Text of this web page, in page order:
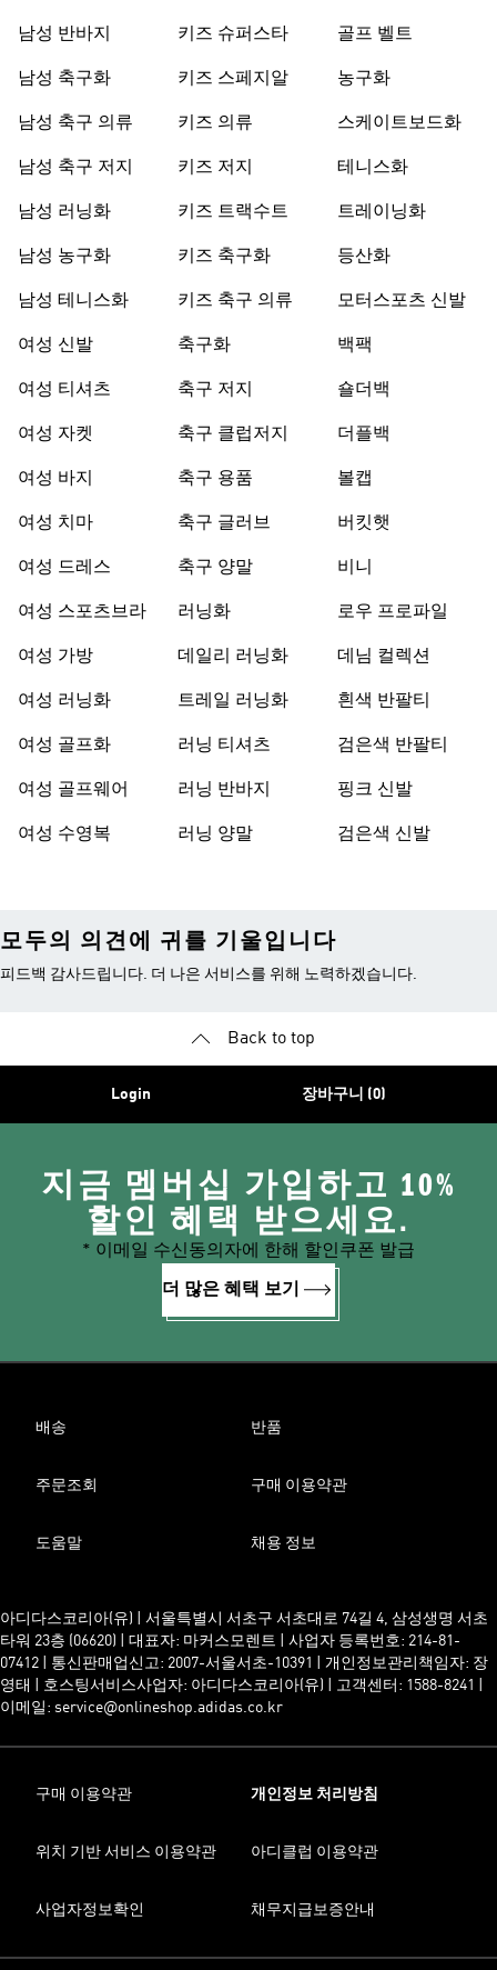
남성 반바지
남성 축구화
남성 축구 의류
남성 축구 저지
남성 러닝화
남성 농구화
남성 테니스화
여성 신발
여성 티셔츠
여성 자켓
여성 바지
여성 치마
여성 드레스
여성 스포츠브라
여성 가방
여성 러닝화
여성 골프화
여성 골프웨어
여성 수영복
키즈 슈퍼스타
키즈 스페지알
키즈 의류
키즈 저지
키즈 트랙수트
키즈 축구화
키즈 축구 의류
축구화
축구 저지
축구 클럽저지
축구 용품
축구 글러브
축구 양말
러닝화
데일리 러닝화
트레일 러닝화
러닝 티셔츠
러닝 반바지
러닝 양말
골프 벨트
농구화
스케이트보드화
테니스화
트레이닝화
등산화
모터스포츠 신발
백팩
숄더백
더플백
볼캡
버킷햇
비니
로우 프로파일
데님 컬렉션
흰색 반팔티
검은색 반팔티
핑크 신발
검은색 신발
모두의 의견에 귀를 기울입니다
피드백 감사드립니다. 더 나은 서비스를 위해 노력하겠습니다.
Back to top
Login 장바구니 (0)
지금 멤버십 가입하고 10%
할인 혜택 받으세요.
* 이메일 수신동의자에 한해 할인쿠폰 발급
더 많은 혜택 보기
배송 반품
주문조회 구매 이용약관
도움말 채용 정보
아디다스코리아(유) | 서울특별시 서초구 서초대로 74길 4, 삼성생명 서초
타워 23층 (06620) | 대표자: 마커스모렌트 | 사업자 등록번호: 214-81-
07412 | 통신판매업신고: 2007-서울서초-10391 | 개인정보관리책임자: 장
영태 | 호스팅서비스사업자: 아디다스코리아(유) | 고객센터: 1588-8241 |
이메일: service@onlineshop.adidas.co.kr
구매 이용약관 개인정보 처리방침
위치 기반 서비스 이용약관 아디클럽 이용약관
사업자정보확인 채무지급보증안내